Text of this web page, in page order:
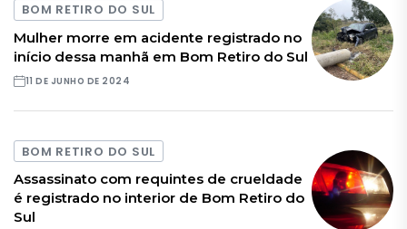
BOM RETIRO DO SUL
Mulher morre em acidente registrado no
início dessa manhã em Bom Retiro do Sul
11 DE JUNHO DE 2024
BOM RETIRO DO SUL
Assassinato com requintes de crueldade
é registrado no interior de Bom Retiro do
Sul